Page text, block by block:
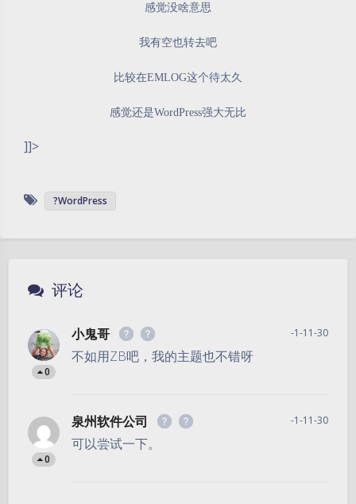
感觉没啥意思
我有空也转去吧
比较在EMLOG这个待太久
感觉还是WordPress强大无比
]]>
?WordPress
评论
0
小鬼哥 -1-11-30
不如用ZB吧，我的主题也不错呀
0
泉州软件公司 -1-11-30
可以尝试一下。